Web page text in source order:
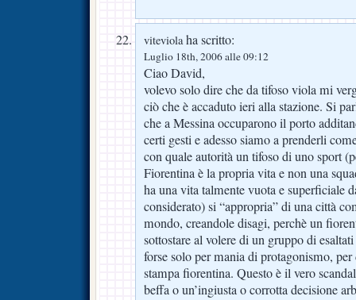
viteviolaha scritto:
Luglio 18th, 2006 alle 09:12
Ciao David,
volevo solo dire che da tifoso viola mi
ciò che è accaduto ieri alla stazione. Si
che a Messina occuparono il porto
certi gesti e adesso siamo a prenderli
con quale autorità un tifoso di uno sport
Fiorentina è la propria vita e non una
ha una vita talmente vuota e superficiale
considerato) si “appropria” di una città
mondo, creandole disagi, perchè un
sottostare al volere di un gruppo di
forse solo per mania di protagonismo,
stampa fiorentina. Questo è il vero
beffa o un’ingiusta o corrotta decisione